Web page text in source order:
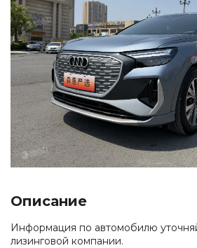
Описание
Информация по автомобилю
лизинговой компании.